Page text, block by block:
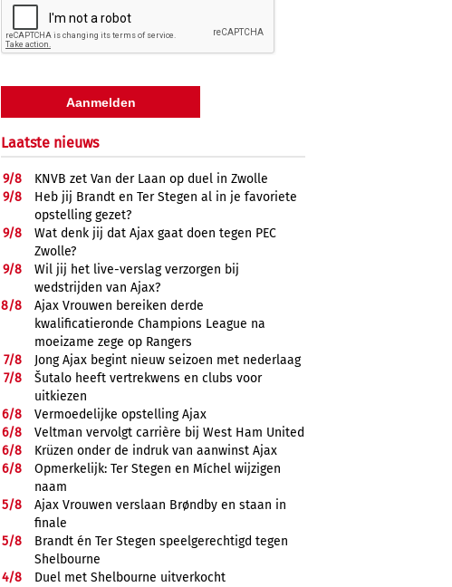
Laatste nieuws
9/8
KNVB zet Van der Laan op duel in Zwolle
9/8
Heb jij Brandt en Ter Stegen al in je favoriete
opstelling gezet?
9/8
Wat denk jij dat Ajax gaat doen tegen PEC
Zwolle?
9/8
Wil jij het live-verslag verzorgen bij
wedstrijden van Ajax?
8/8
Ajax Vrouwen bereiken derde
kwalificatieronde Champions League na
moeizame zege op Rangers
7/8
Jong Ajax begint nieuw seizoen met nederlaag
7/8
Šutalo heeft vertrekwens en clubs voor
uitkiezen
6/8
Vermoedelijke opstelling Ajax
6/8
Veltman vervolgt carrière bij West Ham United
6/8
Krüzen onder de indruk van aanwinst Ajax
6/8
Opmerkelijk: Ter Stegen en Míchel wijzigen
naam
5/8
Ajax Vrouwen verslaan Brøndby en staan in
finale
5/8
Brandt én Ter Stegen speelgerechtigd tegen
Shelbourne
4/8
Duel met Shelbourne uitverkocht